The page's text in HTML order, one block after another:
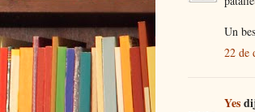
Un
22 de
Yes